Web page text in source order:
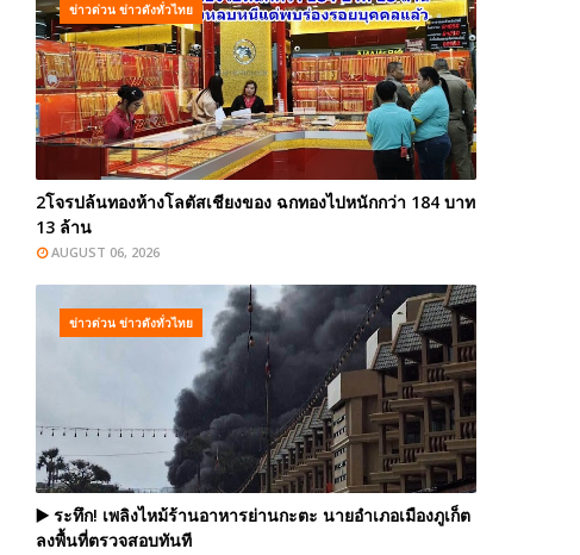
ข่าวด่วน ข่าวดังทั่วไทย
2โจรปล้นทองห้างโลตัสเชียงของ ฉกทองไปหนักกว่า 184 บาท
13 ล้าน
AUGUST 06, 2026
ข่าวด่วน ข่าวดังทั่วไทย
▶️ ระทึก! เพลิงไหม้ร้านอาหารย่านกะตะ นายอำเภอเมืองภูเก็ต
ลงพื้นที่ตรวจสอบทันที